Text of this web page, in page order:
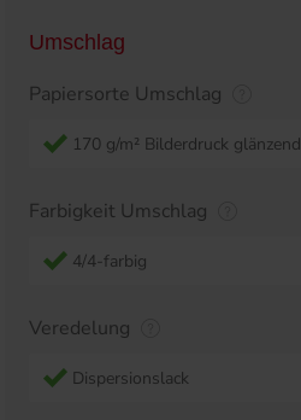
Umschlag
Papiersorte Umschlag
170 g/m² Bilderdruck glänzend
Farbigkeit Umschlag
4/4-farbig
Veredelung
Dispersionslack